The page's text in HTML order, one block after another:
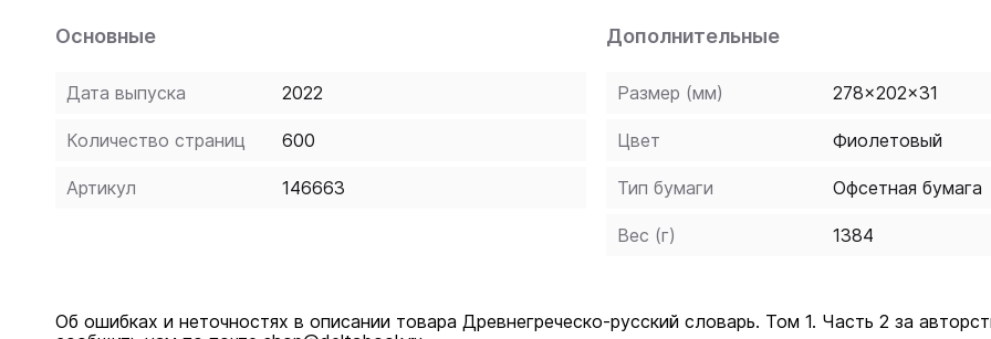
Основные
Дата выпуска 2022
Количество страниц 600
Артикул 146663
Дополнительные
Размер (мм) 278x202x31
Цвет Фиолетовый
Тип бумаги Офсетная бумага
Вес (г) 1384
Об ошибках и неточностях в описании товара Древнегреческо-русский словарь. Том 1. Часть 2 за